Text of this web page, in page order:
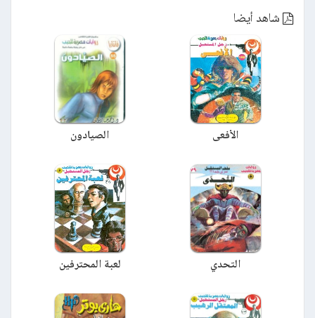
شاهد أيضا
الأفعى الصيادون
التحدي لعبة المحترفين